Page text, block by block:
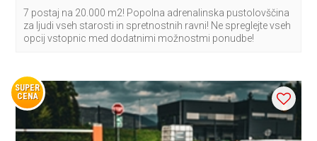
7 postaj na 20.000 m2! Popolna adrenalinska pustolovščina
za ljudi vseh starosti in spretnostnih ravni! Ne spreglejte vseh
opcij vstopnic med dodatnimi možnostmi ponudbe!
SUPER
CENA